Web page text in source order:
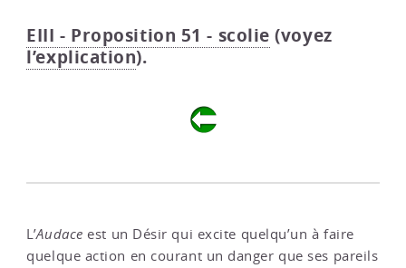
EIII - Proposition 51 - scolie (voyez
l’explication).
L’Audace est un Désir qui excite quelqu’un à faire
quelque action en courant un danger que ses pareils